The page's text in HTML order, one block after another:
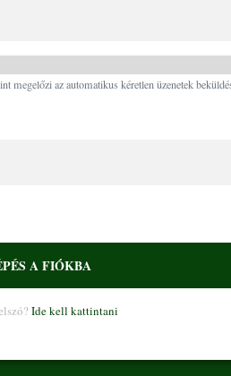
megelőzi az automatikus kéretlen üzenetek
A FIÓKBA
Ide kell kattintani